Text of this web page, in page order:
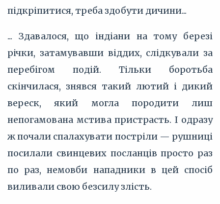
підкріпитися, треба здобути дичини...
... Здавалося, що індіани на тому березі
річки, затамувавши віддих, слідкували за
перебігом подій. Тільки боротьба
скінчилася, знявся такий лютий і дикий
вереск, який могла породити лиш
непогамована мстива пристрасть. І одразу
ж почали спалахувати постріли — рушниці
посилали свинцевих посланців просто раз
по раз, немовби нападники в цей спосіб
виливали свою безсилу злість.